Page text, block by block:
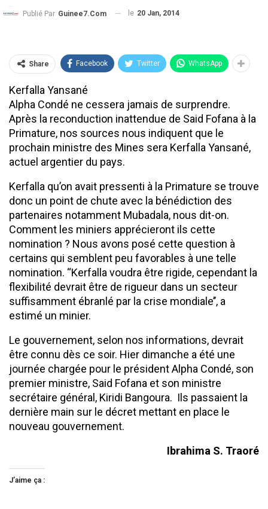
Publié Par Guinee7.com le 20 Jan, 2014
Share Facebook Twitter WhatsApp
Kerfalla Yansané
Alpha Condé ne cessera jamais de surprendre.
Après la reconduction inattendue de Said Fofana à la
Primature, nos sources nous indiquent que le
prochain ministre des Mines sera Kerfalla Yansané,
actuel argentier du pays.
Kerfalla qu’on avait pressenti à la Primature se trouve
donc un point de chute avec la bénédiction des
partenaires notamment Mubadala, nous dit-on.
Comment les miniers apprécieront ils cette
nomination ? Nous avons posé cette question à
certains qui semblent peu favorables à une telle
nomination. ‘‘Kerfalla voudra être rigide, cependant la
flexibilité devrait être de rigueur dans un secteur
suffisamment ébranlé par la crise mondiale’’, a
estimé un minier.
Le gouvernement, selon nos informations, devrait
être connu dès ce soir. Hier dimanche a été une
journée chargée pour le président Alpha Condé, son
premier ministre, Said Fofana et son ministre
secrétaire général, Kiridi Bangoura. Ils passaient la
dernière main sur le décret mettant en place le
nouveau gouvernement.
Ibrahima S. Traoré
J’aime ça :